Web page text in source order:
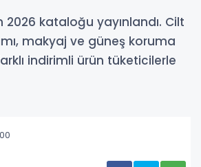
2026 kataloğu yayınlandı. Cilt
makyaj ve güneş koruma
indirimli ürün tüketicilerle